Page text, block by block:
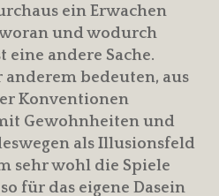
ein Erwachen
und wodurch
eine andere Sache.
bedeuten, aus
Konventionen
Gewohnheiten und
als Illusionsfeld
sehr wohl die Spiele
für das eigene Dasein